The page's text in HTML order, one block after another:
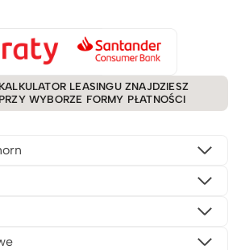
KALKULATOR LEASINGU ZNAJDZIESZ
PRZY WYBORZE FORMY PŁATNOŚCI